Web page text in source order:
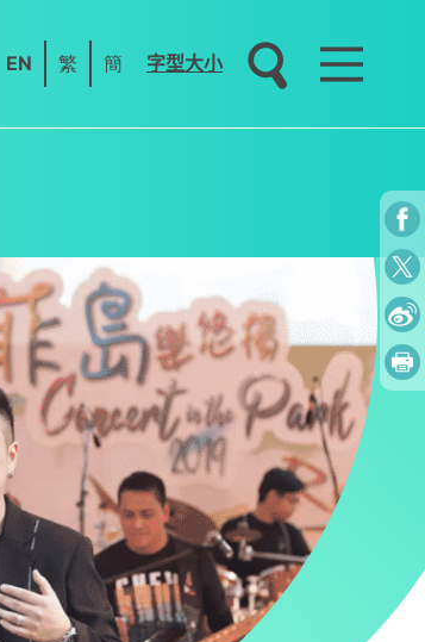
EN 繁 簡 字型大小